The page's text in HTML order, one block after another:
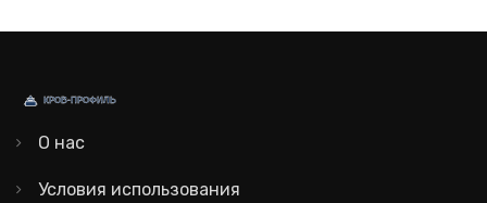
О нас
Условия использования